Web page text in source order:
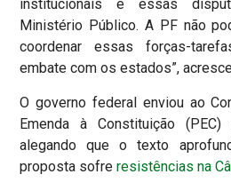
institucionais e essas
Ministério Público. A PF não
coordenar essas forças-
embate com os estados”,
O governo federal enviou ao
Emenda à Constituição (PEC)
alegando que o texto
proposta sofreresistências na